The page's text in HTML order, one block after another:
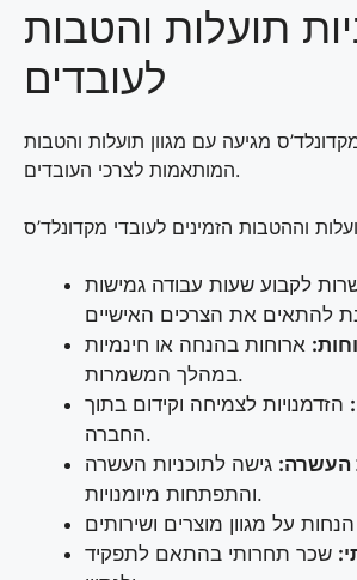
תועלות והטבות
לעובדים
מגיעה עם מגוון תועלות והטבות
המותאמות לצרכי העובדים.
לקבוע שעות עבודה גמישות
ארוחות בהנחה או חינמיות
במהלך המשמרות.
הזדמנויות לצמיחה וקידום בתוך
החברה.
העשרה: גישה לתוכניות העשרה
והתפתחות מיומנויות.
שכר תחרותי בהתאם לתפקיד